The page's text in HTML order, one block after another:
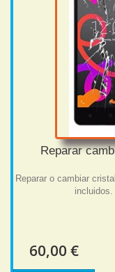
Reparar
Reparar o cambiar
60,00 €